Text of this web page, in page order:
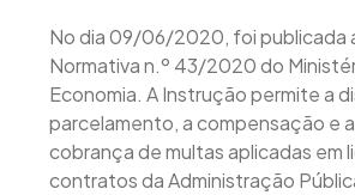
No dia 09/06/2020, foi publicada
Normativa n.º 43/2020 do
Economia. A Instrução permite a
parcelamento, a compensação e
cobrança de multas aplicadas em
contratos da Administração